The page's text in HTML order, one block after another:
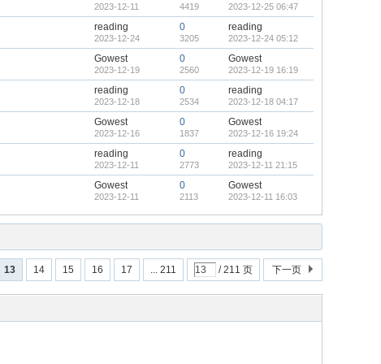
2023-12-11 4419 2023-12-25 06:47
reading
2023-12-24
0
3205
reading
2023-12-24 05:12
Gowest
2023-12-19
0
2560
Gowest
2023-12-19 16:19
reading
2023-12-18
0
2534
reading
2023-12-18 04:17
Gowest
2023-12-16
0
1837
Gowest
2023-12-16 19:24
reading
2023-12-11
0
2773
reading
2023-12-11 21:15
Gowest
2023-12-11
0
2113
Gowest
2023-12-11 16:03
13 14 15 16 17 ... 211 / 211 页 下一页